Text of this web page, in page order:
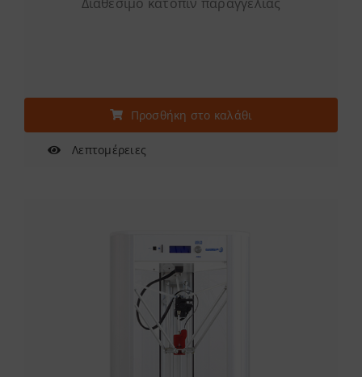
Προσθήκη στο καλάθι
Λεπτομέρειες